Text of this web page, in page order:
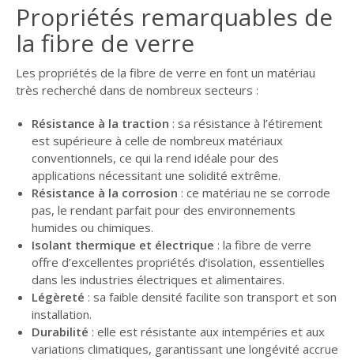
Propriétés remarquables de
la fibre de verre
Les propriétés de la fibre de verre en font un matériau
très recherché dans de nombreux secteurs :
Résistance à la traction : sa résistance à l’étirement
est supérieure à celle de nombreux matériaux
conventionnels, ce qui la rend idéale pour des
applications nécessitant une solidité extrême.
Résistance à la corrosion : ce matériau ne se corrode
pas, le rendant parfait pour des environnements
humides ou chimiques.
Isolant thermique et électrique : la fibre de verre
offre d’excellentes propriétés d’isolation, essentielles
dans les industries électriques et alimentaires.
Légèreté : sa faible densité facilite son transport et son
installation.
Durabilité : elle est résistante aux intempéries et aux
variations climatiques, garantissant une longévité accrue